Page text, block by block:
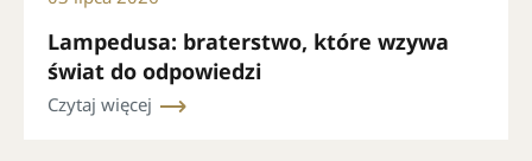
Lampedusa: braterstwo, które wzywa
świat do odpowiedzi
Czytaj więcej